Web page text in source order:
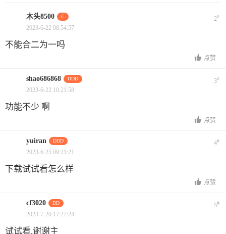
木头8500 C 2#
2023-6-22 08:54:57
不能合二为一吗
点赞
shao686868 DDD 3#
2023-6-22 10:21:58
功能不少 啊
点赞
yuiran DDD 4#
2023-6-25 09:21:21
下载试试看怎么样
点赞
cf3020 DD 5#
2023-7-20 17:27:24
试试看,谢谢主